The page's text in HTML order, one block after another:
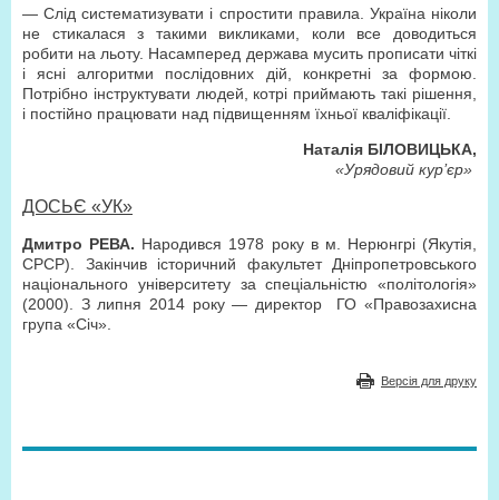
— Слід систематизувати і спростити правила. Україна ніколи
не стикалася з такими викликами, коли все доводиться
робити на льоту. Насамперед держава мусить прописати чіткі
і ясні алгоритми послідовних дій, конкретні за формою.
Потрібно інструктувати людей, котрі приймають такі рішення,
і постійно працювати над підвищенням їхньої кваліфікації.
Наталія БІЛОВИЦЬКА,
«Урядовий кур’єр»
ДОСЬЄ «УК»
Дмитро РЕВА. Народився 1978 року в м. Нерюнгрі (Якутія,
СРСР). Закінчив історичний факультет Дніпропетровського
національного університету за спеціальністю «політологія»
(2000). З липня 2014 року — директор
ГО «Правозахисна
група «Січ».
Версія для друку